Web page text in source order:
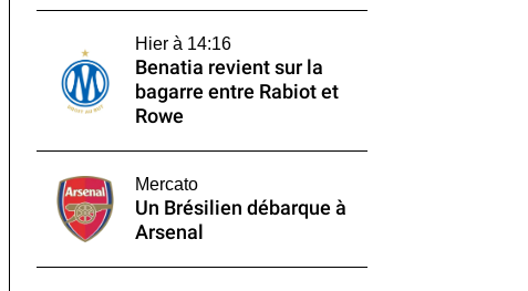
Hier à 14:16
Benatia revient sur la
bagarre entre Rabiot et
Rowe
Mercato
Un Brésilien débarque à
Arsenal